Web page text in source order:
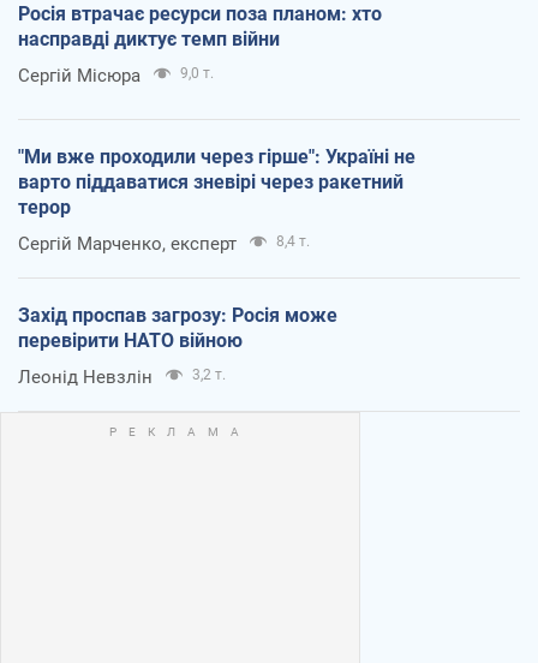
Росія втрачає ресурси поза планом: хто
насправді диктує темп війни
Сергій Місюра 9,0 т.
"Ми вже проходили через гірше": Україні не
варто піддаватися зневірі через ракетний
терор
Сергій Марченко, експерт 8,4 т.
Захід проспав загрозу: Росія може
перевірити НАТО війною
Леонід Невзлін 3,2 т.